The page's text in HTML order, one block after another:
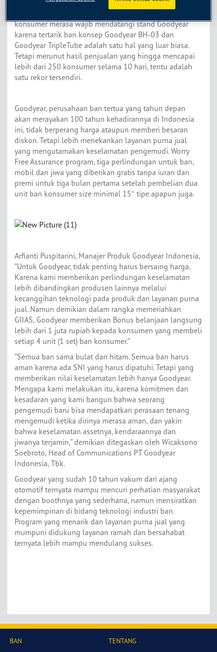
menyisakan banyak cerita untuk produsen ban PT
konsumer merasa wajib mendatangi stand Goodyear
karena tertarik ban konsep Goodyear BH-03 dan
Goodyear TripleTube adalah satu hal yang luar biasa.
Tetapi merunut hasil penjualan yang hingga mencapai
lebih dari 250 konsumer selama 10 hari, tentu adalah
satu rekor tersendiri.
Goodyear, perusahaan ban tertua yang tahun depan
akan merayakan 100 tahun kehadirannya di Indonesia
ini, tidak berperang harga ataupun memberi besaran
diskon. Tetapi lebih menekankan layanan purna jual
yang mengutamakan keselamatan pengemudi. Worry
Free Assurance program, tiga perlindungan untuk ban,
mobil dan jiwa yang diberikan gratis tanpa iuran dan
premi untuk tiga bulan pertama setelah pembelian dua
unit ban konsumer size minimal 15″ tipe apapun juga.
Arfianti Puspitarini, Manajer Produk Goodyear Indonesia,
“Untuk Goodyear, tidak penting harus bersaing harga.
Karena kami memberikan perlindungan keselamatan
lebih dibandingkan produsen lainnya melalui
kecanggihan teknologi pada produk dan layanan purna
jual. Namun demikian dalam rangka memeriahkan
GIIAS, Goodyear memberikan Bonus belanjaan langsung
lebih dari 1 juta rupiah kepada konsumen yang membeli
setiap 4 unit (1 set) ban konsumer.”
“Semua ban sama bulat dan hitam. Semua ban harus
aman karena ada SNI yang harus dipatuhi. Tetapi yang
memberikan nilai keselamatan lebih hanya Goodyear.
Mengapa kami melakukan itu, karena komitmen dan
kesadaran yang kami bangun bahwa seorang
pengemudi baru bisa mendapatkan perasaan tenang
mengemudi ketika dirinya merasa aman, dan yakin
bahwa keselamatan assetnya, kendaraannya dan
jiwanya terjamin,” demikian ditegaskan oleh Wicaksono
Soebroto, Head of Communications PT Goodyear
Indonesia, Tbk.
Goodyear yang sudah 10 tahun vakum dari ajang
otomotif ternyata mampu mencuri perhatian masyarakat
dengan boothnya yang sederhana, namun mensiratkan
kepemimpinan di bidang teknologi industri ban.
Program yang menarik dan layanan purna jual yang
mumpuni didukung layanan ramah dan bersahabat
ternyata lebih mampu mendulang sukses.
BAN
TENTANG